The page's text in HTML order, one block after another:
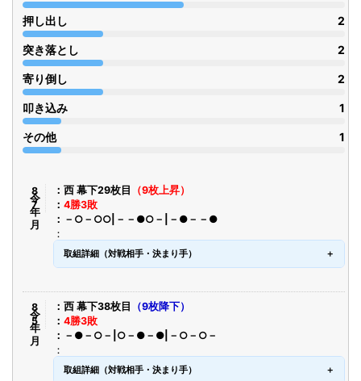
押し出し 2
突き落とし 2
寄り倒し 2
叩き込み 1
その他 1
令8年7月 西 幕下29枚目
（9枚上昇）
4勝3敗
－○－○○|－－●○－|－●－－●
取組詳細（対戦相手・決まり手）
令8年5月 西 幕下38枚目
（9枚降下）
4勝3敗
－●－○－|○－●－●|－○－○－
取組詳細（対戦相手・決まり手）